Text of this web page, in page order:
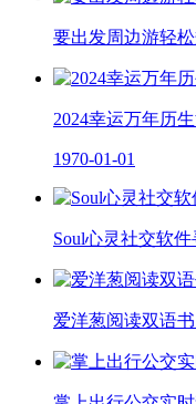
要出发周边游轻
2024幸运万年历
1970-01-01
Soul心灵社交软
爱洋葱阅读双语